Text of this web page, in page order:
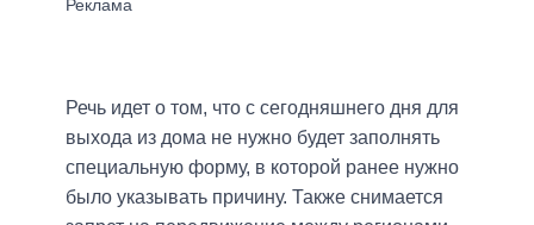
Речь идет о том, что с сегодняшнего дня для
выхода из дома не нужно будет заполнять
специальную форму, в которой ранее нужно
было указывать причину. Также снимается